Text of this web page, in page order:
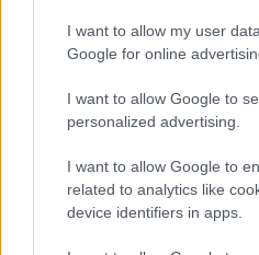
I want to allow my user
Google for online
I want to allow Google to
personalized advertising.
I want to allow Google to
related to analytics like
device identifiers in apps.